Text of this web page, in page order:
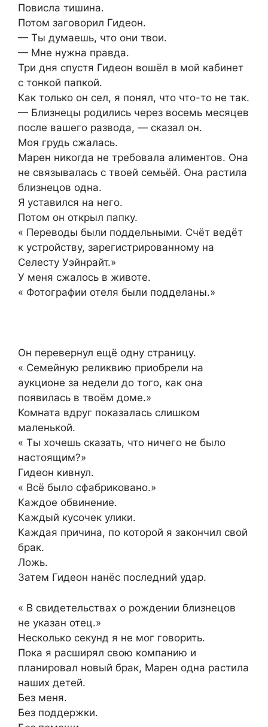
Повисла тишина.
Потом заговорил Гидеон.
— Ты думаешь, что они твои.
— Мне нужна правда.
Три дня спустя Гидеон вошёл в мой кабинет
с тонкой папкой.
Как только он сел, я понял, что что-то не так.
— Близнецы родились через восемь месяцев
после вашего развода, — сказал он.
Моя грудь сжалась.
Марен никогда не требовала алиментов. Она
не связывалась с твоей семьёй. Она растила
близнецов одна.
Я уставился на него.
Потом он открыл папку.
« Переводы были поддельными. Счёт ведёт
к устройству, зарегистрированному на
Селесту Уэйнрайт.»
У меня сжалось в животе.
« Фотографии отеля были подделаны.»
Он перевернул ещё одну страницу.
« Семейную реликвию приобрели на
аукционе за недели до того, как она
появилась в твоём доме.»
Комната вдруг показалась слишком
маленькой.
« Ты хочешь сказать, что ничего не было
настоящим?»
Гидеон кивнул.
« Всё было сфабриковано.»
Каждое обвинение.
Каждый кусочек улики.
Каждая причина, по которой я закончил свой
брак.
Ложь.
Затем Гидеон нанёс последний удар.
« В свидетельствах о рождении близнецов
не указан отец.»
Несколько секунд я не мог говорить.
Пока я расширял свою компанию и
планировал новый брак, Марен одна растила
наших детей.
Без меня.
Без поддержки.